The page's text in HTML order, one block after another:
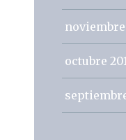
noviembre
octubre